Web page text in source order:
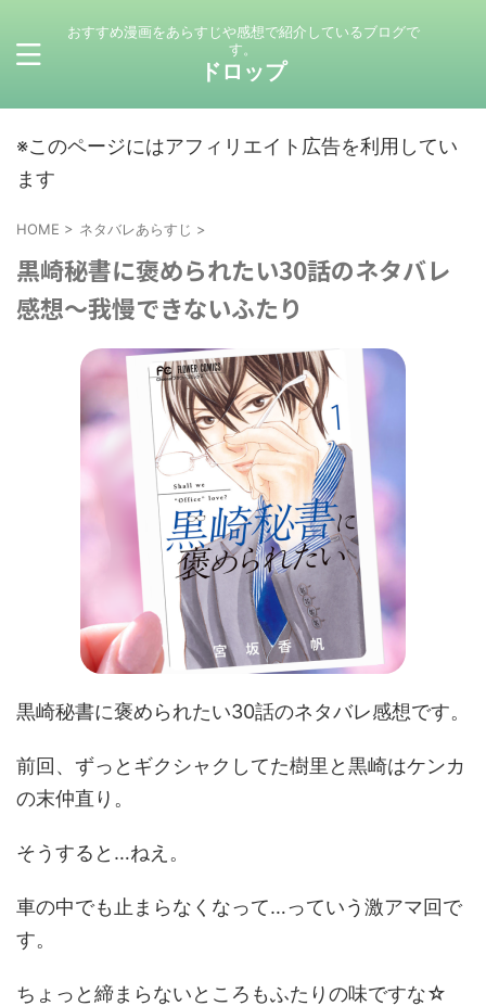
おすすめ漫画をあらすじや感想で紹介しているブログで
す。
ドロップ
※このページにはアフィリエイト広告を利用してい
ます
HOME > ネタバレあらすじ >
黒崎秘書に褒められたい30話のネタバレ
感想～我慢できないふたり
黒崎秘書に褒められたい30話のネタバレ感想です。
前回、ずっとギクシャクしてた樹里と黒崎はケンカ
の末仲直り。
そうすると…ねえ。
車の中でも止まらなくなって…っていう激アマ回で
す。
ちょっと締まらないところもふたりの味ですな☆